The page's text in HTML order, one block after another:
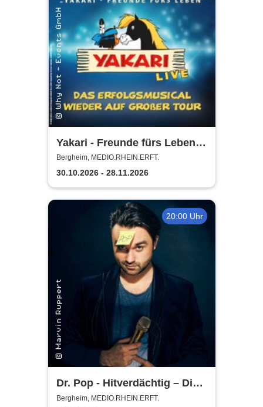
Yakari - Freunde fürs Leben -
Das Musical für die ganze
Familie
Bergheim, MEDIO.RHEIN.ERFT.
30.10.2026 - 28.11.2026
20:00 Uhr
Dr. Pop - Hitverdächtig – Die
Musik-Comedy-Stand-up-
Bergheim, MEDIO.RHEIN.ERFT.